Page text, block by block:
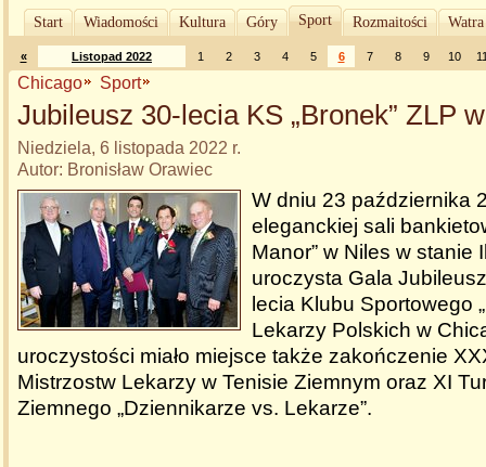
Start Wiadomości Kultura Góry Sport Rozmaitości
« Listopad 2022 1 2 3 4 5 6 7 8 9 10
Chicago Sport
Jubileusz 30-lecia KS „Bronek” ZLP
Niedziela, 6 listopada 2022 r.
Autor: Bronisław Orawiec
W dniu 23 października
eleganckiej sali
Manor” w Niles w stanie
uroczysta Gala
lecia Klubu Sportowego
Lekarzy Polskich w
uroczystości miało miejsce także zakończenie
Mistrzostw Lekarzy w Tenisie Ziemnym oraz XI
Ziemnego „Dziennikarze vs. Lekarze”.